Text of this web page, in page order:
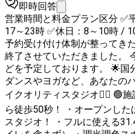
即時回答
営業時間と料金プラン区分 ✅
17～23時 ✅休日：8～10時 / 10～23時 ※ 多チ
予約受け付け体制が整ってき
終了させていただきました。
どを予定しております。 🌟国分寺駅目の前にNEW OPEN🌟 💃
ダンスやヨガなど、あなたの
イクオリティスタジオ🧘‍♀️ 🟢施設の特徴🟢 ・国分寺駅南口か
ら徒歩50秒！ ・オープンしたばかりでキレイな完全個室の
スタジオ！ ・フルに使える31.4㎡のスペース！（※廊下やト